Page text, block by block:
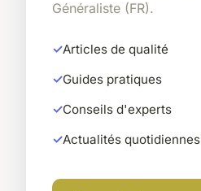
Généraliste (FR).
Articles de qualité
Guides pratiques
Conseils d'experts
Actualités quotidiennes